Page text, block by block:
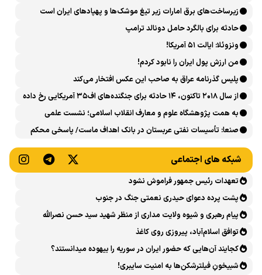
زیرساخت‌های برق امارات زیر تیغ موشک‌ها و پهپادهای ایران است
حادثه برای بالگرد حامل دونالد ترامپ
ونزوئلا: ایالت ۵۱ آمریکا!
من ارزش پول ایران را نابود کردم!
پلیس گذرنامه عراق به صاحب این عکس افتخار می‌کند
از سال ۲۰۱۸ تاکنون، ۱۴ حادثه برای جنگنده‌های اف۳۵ آمریکایی رخ داده
است
به همت پژوهشگاه علوم و معارف انقلاب اسلامی؛ نشست علمی
«اربعین حسینی در منظومه فکری رهبر شهید، امام خامنه‌ای» برگزار
صنعا: تأسیسات نفتی عربستان در بانک اهداف ماست/ پاسخی محکم
شبکه های اجتماعی
تعهدات رئیس جمهور فراموش نشود
پشت پرده دعوای حیدری نعمتی جنگ در جنوب
پیام رهبری و شیوه ولایت مداری از منظر شهید سید حسن نصرالله
توافق اسلام‌آباد، پیروزی روی کاغذ
کجایند آن‌هایی که حضور ایران در سوریه را بیهوده میدانستند؟
شبیخونِ فیلترشکن‌ها به امنیت سایبری!